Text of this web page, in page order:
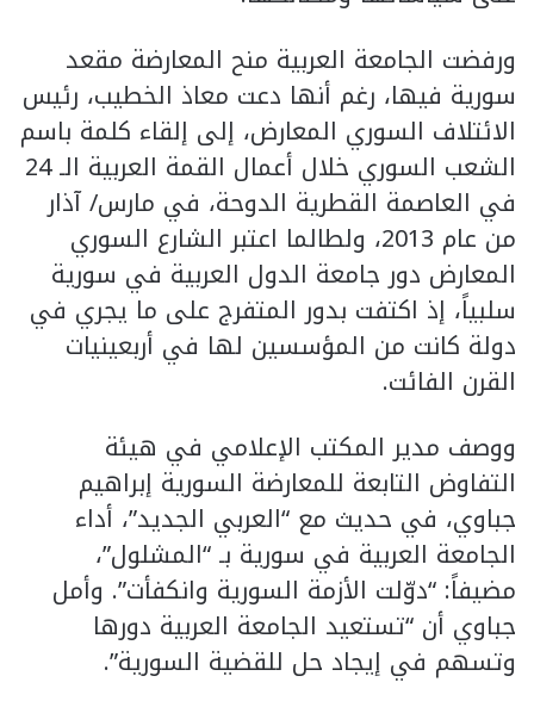
ورفضت الجامعة العربية منح المعارضة مقعد
سورية فيها، رغم أنها دعت معاذ الخطيب، رئيس
الائتلاف السوري المعارض، إلى إلقاء كلمة باسم
الشعب السوري خلال أعمال القمة العربية الـ 24
في العاصمة القطرية الدوحة، في مارس/ آذار
من عام 2013، ولطالما اعتبر الشارع السوري
المعارض دور جامعة الدول العربية في سورية
سلبياً، إذ اكتفت بدور المتفرج على ما يجري في
دولة كانت من المؤسسين لها في أربعينيات
القرن الفائت.
ووصف مدير المكتب الإعلامي في هيئة
التفاوض التابعة للمعارضة السورية إبراهيم
جباوي، في حديث مع “العربي الجديد”، أداء
الجامعة العربية في سورية بـ “المشلول”،
مضيفاً: “دوّلت الأزمة السورية وانكفأت”. وأمل
جباوي أن “تستعيد الجامعة العربية دورها
وتسهم في إيجاد حل للقضية السورية”.